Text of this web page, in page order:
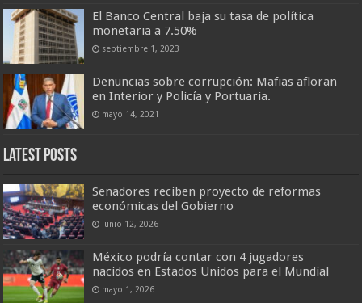
El Banco Central baja su tasa de política
monetaria a 7.50%
septiembre 1, 2023
Denuncias sobre corrupción: Mafias afloran
en Interior y Policía y Portuaria.
mayo 14, 2021
Latest Posts
Senadores reciben proyecto de reformas
económicas del Gobierno
junio 12, 2026
México podría contar con 4 jugadores
nacidos en Estados Unidos para el Mundial
mayo 1, 2026